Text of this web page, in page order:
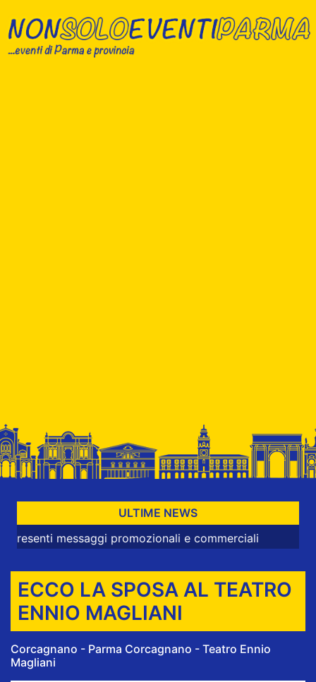
ULTIME NEWS
messaggi promozionali e commerciali
ECCO LA SPOSA AL TEATRO
ENNIO MAGLIANI
Corcagnano - Parma Corcagnano - Teatro Ennio
Magliani